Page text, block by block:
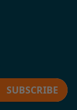
SUBSCRIBE